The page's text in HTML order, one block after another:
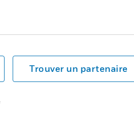
Trouver un partenaire